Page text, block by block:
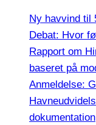
Ny havvind til
Debat: Hvor
Rapport om
baseret på
Anmeldelse:
dokumentation